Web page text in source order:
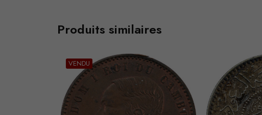
Produits similaires
VENDU